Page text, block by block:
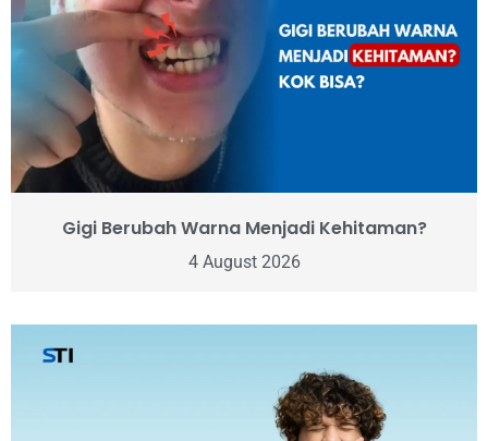
Gigi Berubah Warna Menjadi Kehitaman?
4 August 2026